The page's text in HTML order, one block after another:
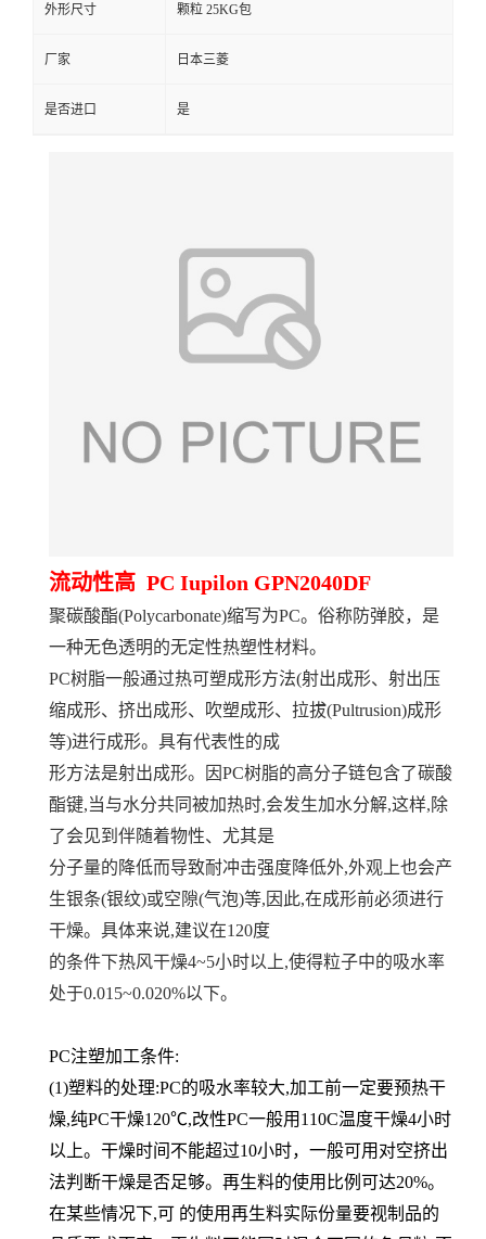
外形尺寸 颗粒 25KG包
厂家 日本三菱
是否进口 是
流动性高 PC Iupilon GPN2040DF
聚碳酸酯(Polycarbonate)缩写为PC。俗称防弹胶，是
一种无色透明的无定性热塑性材料。
PC树脂一般通过热可塑成形方法(射出成形、射出压
缩成形、挤出成形、吹塑成形、拉拔(Pultrusion)成形
等)进行成形。具有代表性的成
形方法是射出成形。因PC树脂的高分子链包含了碳酸
酯键,当与水分共同被加热时,会发生加水分解,这样,除
了会见到伴随着物性、尤其是
分子量的降低而导致耐冲击强度降低外,外观上也会产
生银条(银纹)或空隙(气泡)等,因此,在成形前必须进行
干燥。具体来说,建议在120度
的条件下热风干燥4~5小时以上,使得粒子中的吸水率
处于0.015~0.020%以下。
PC注塑加工条件:
(1)塑料的处理:PC的吸水率较大,加工前一定要预热干
燥,纯PC干燥120℃,改性PC一般用110C温度干燥4小时
以上。干燥时间不能超过10小时，一般可用对空挤出
法判断干燥是否足够。再生料的使用比例可达20%。
在某些情况下,可 的使用再生料实际份量要视制品的